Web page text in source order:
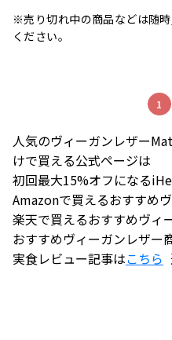
※売り切れ中の商品などは随時
ください。
1
人気のヴィーガンレザー
けで買える公式ページは
初回最大15%オフになる
Amazonで買えるおすすめ
楽天で買えるおすすめヴィ
おすすめヴィーガンレザー
実食レビュー記事はこちら